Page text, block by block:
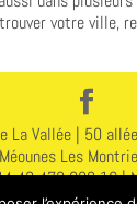
votre ville,
La Vallée | 50
Méounes Les
43 478 000 16 |